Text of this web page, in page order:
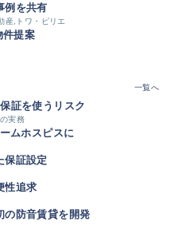
例を共有
産,トワ・ピリエ
件提案
一覧へ
証を使うリスク
実務
ムホスピスに
保証設定
性追求
の防音賃貸を開発